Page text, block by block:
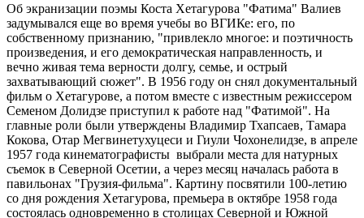
Об экранизации поэмы Коста Хетагурова "Фатима" Валиев
задумывался еще во время учебы во ВГИКе: его, по
собственному признанию, "привлекло многое: и поэтичность
произведения, и его демократическая направленность, и
вечно живая тема верности долгу, семье, и острый
захватывающий сюжет". В 1956 году он снял документальный
фильм о Хетагурове, а потом вместе с известным режиссером
Семеном Долидзе приступил к работе над "Фатимой". На
главные роли были утверждены Владимир Тхапсаев, Тамара
Кокова, Отар Мегвинетухуцеси и Гиули Чохонелидзе, в апреле
1957 года кинематографисты выбрали места для натурных
съемок в Северной Осетии, а через месяц началась работа в
павильонах "Грузия-фильма". Картину посвятили 100-летию
со дня рождения Хетагурова, премьера в октябре 1958 года
состоялась одновременно в столицах Северной и Южной